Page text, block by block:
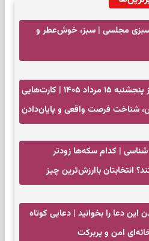
سبزی مجلسی | سبز، خوش‌عطر و
فال تاروت امروز پنجشنبه ۱۵ مرداد ۱۴۰۵ | کارت‌هایی
شناخت فرصت واقعی و پایان‌دادن
| کدام سکه‌ها زودتر
انتخابتان باارزش‌ترین چیز
این دعا را بخوانید | دعایی کوتاه
امن و پربرکت